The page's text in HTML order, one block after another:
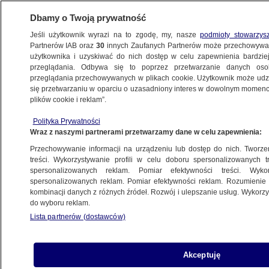
POLSKA
za film o nosorożcach, który "tak
naprawdę jest o człowieku"
23.11.2025, 23:08
Posłuchaj artykułu
Czyta lektor AI
Dbamy o Twoją prywatność
Jeśli użytkownik wyrazi na to zgodę, my, naszepodmioty
Partnerów IAB oraz30 innych Zaufanych Partnerów może
użytkownika i uzyskiwać do nich dostęp w celu zapewnienia
przeglądania. Odbywa się to poprzez przetwarzanie danych
przeglądania przechowywanych w plikach cookie. Użytkownik może
się przetwarzaniu w oparciu o uzasadniony interes w dowolnym
plików cookie i reklam”.
Polityka Prywatności
Wraz z naszymi partnerami przetwarzamy dane w celu zapewnienia:
Przechowywanie informacji na urządzeniu lub dostęp do nich.
treści. Wykorzystywanie profili w celu doboru spersonalizowanych
spersonalizowanych reklam. Pomiar efektywności treści.
spersonalizowanych reklam. Pomiar efektywności reklam.
kombinacji danych z różnych źródeł. Rozwój i ulepszanie usług.
do wyboru reklam.
Lista partnerów (dostawców)
Akceptuję